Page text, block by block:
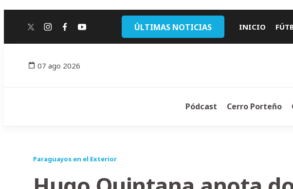
twitterinstagram
facebook
youtube ÚLTIMAS NOTICIAS INICIO
07 ago 2026
Pódcast Cerro Porteño
Paraguayos en el Exterior